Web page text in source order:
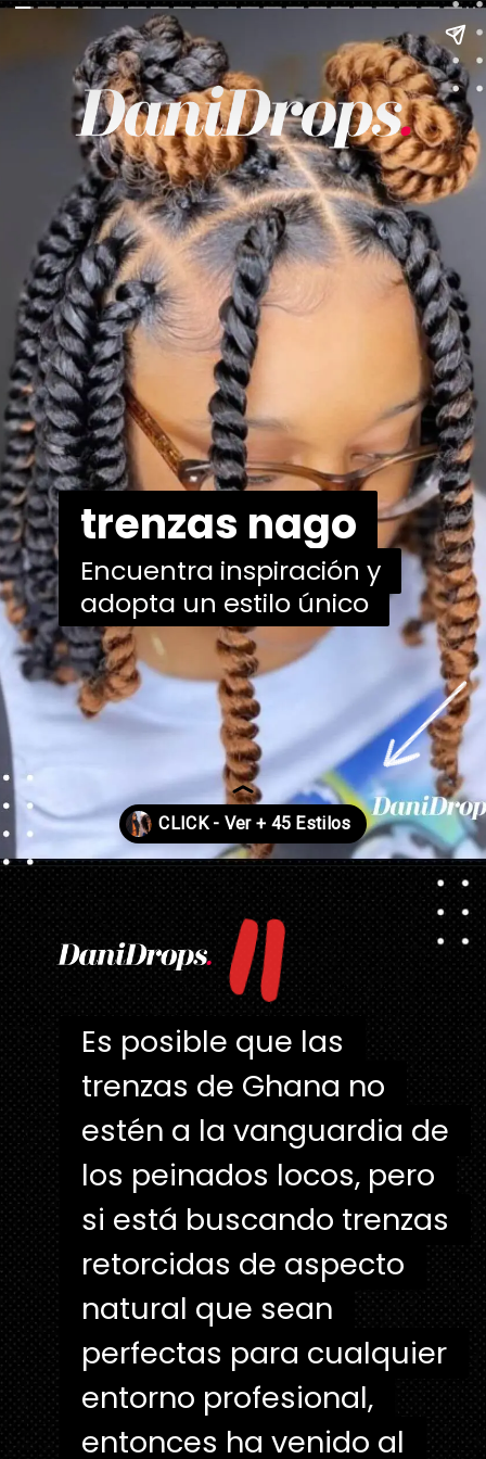
trenzas nago
trenzas nago
Encuentra inspiración y
adopta un estilo único
Encuentra inspiración y
adopta un estilo único
Abriendo... "
Es posible que las
trenzas de Ghana no
estén a la vanguardia de
los peinados locos, pero
si está buscando trenzas
retorcidas de aspecto
natural que sean
perfectas para cualquier
entorno profesional,
entonces ha venido al
Es posible que las
trenzas de Ghana no
estén a la vanguardia de
los peinados locos, pero
si está buscando trenzas
retorcidas de aspecto
natural que sean
perfectas para cualquier
entorno profesional,
entonces ha venido al